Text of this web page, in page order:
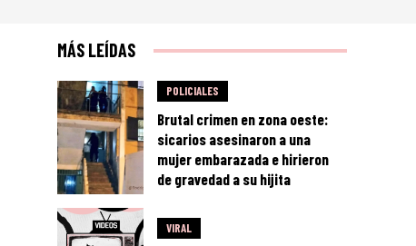
MÁS LEÍDAS
POLICIALES
Brutal crimen en zona oeste:
sicarios asesinaron a una
mujer embarazada e hirieron
de gravedad a su hijita
VIRAL